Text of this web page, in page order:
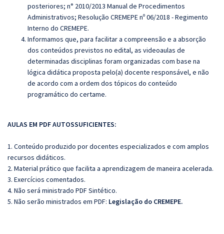
posteriores; n° 2010/2013 Manual de Procedimentos
Administrativos; Resolução CREMEPE nº 06/2018 - Regimento
Interno do CREMEPE.
Informamos que, para facilitar a compreensão e a absorção
dos conteúdos previstos no edital, as videoaulas de
determinadas disciplinas foram organizadas com base na
lógica didática proposta pelo(a) docente responsável, e não
de acordo com a ordem dos tópicos do conteúdo
programático do certame.
AULAS EM PDF AUTOSSUFICIENTES:
1. Conteúdo produzido por docentes especializados e com amplos
recursos didáticos.
2. Material prático que facilita a aprendizagem de maneira acelerada.
3. Exercícios comentados.
4. Não será ministrado PDF Sintético.
5. Não serão ministrados em PDF: Legislação do CREMEPE.